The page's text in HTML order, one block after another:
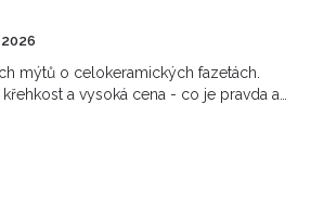
2026
mýtů o celokeramických fazetách.
a vysoká cena - co je pravda a